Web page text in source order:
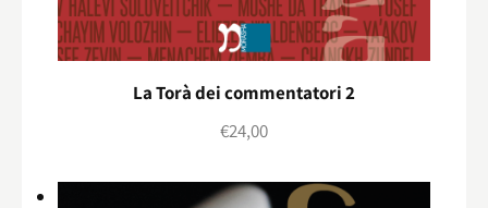
La Torà dei commentatori 2
€24,00